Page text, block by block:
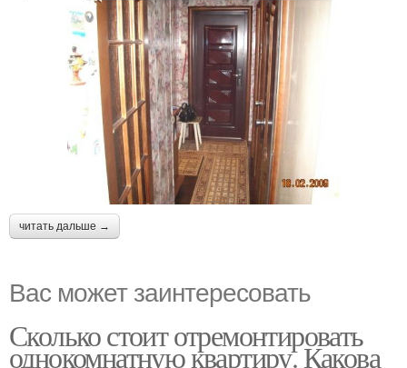
читать дальше →
Вас может заинтересовать
Сколько стоит отремонтировать
однокомнатную квартиру. Какова